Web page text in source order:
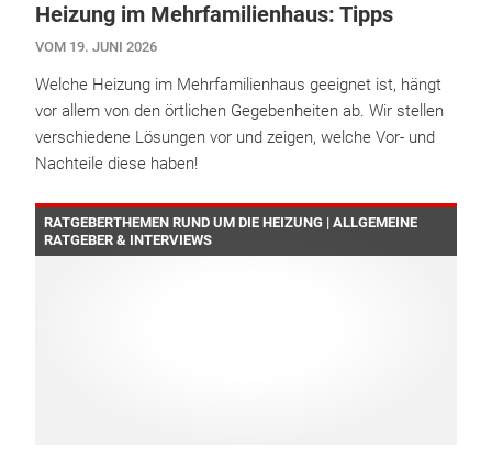
Heizung im Mehrfamilienhaus: Tipps
VOM 19. JUNI 2026
Welche Heizung im Mehrfamilienhaus geeignet ist, hängt
vor allem von den örtlichen Gegebenheiten ab. Wir stellen
verschiedene Lösungen vor und zeigen, welche Vor- und
Nachteile diese haben!
RATGEBERTHEMEN RUND UM DIE HEIZUNG | ALLGEMEINE
RATGEBER & INTERVIEWS